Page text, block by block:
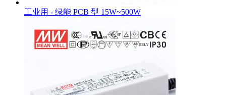
工业用 - 绿能 PCB 型 15W~500W